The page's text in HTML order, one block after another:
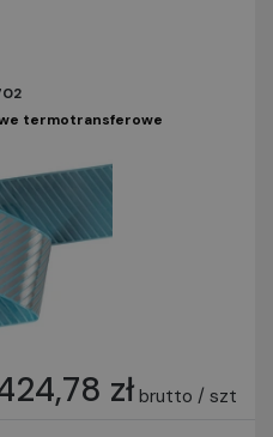
termotransferowe
zł brutto / szt